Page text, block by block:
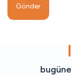
Gönder